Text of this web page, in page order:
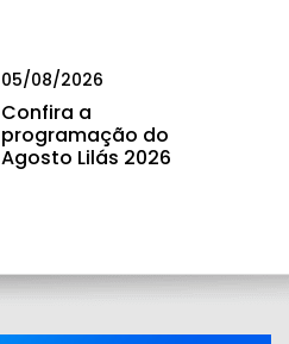
05/08/2026
Confira a
programação do
Agosto Lilás 2026